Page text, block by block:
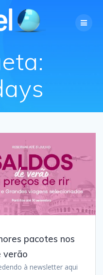
pacotes nos
verão
à newsletter aqui